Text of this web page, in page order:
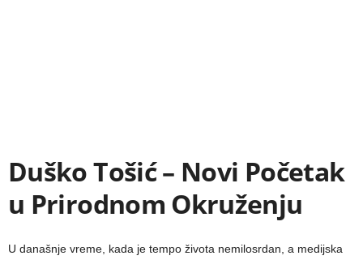
Duško Tošić – Novi Početak
u Prirodnom Okruženju
U današnje vreme, kada je tempo života nemilosrdan, a medijska